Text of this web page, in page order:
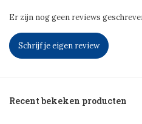
Er zijn nog geen reviews
Schrijf je eigen review
Recent bekeken producten